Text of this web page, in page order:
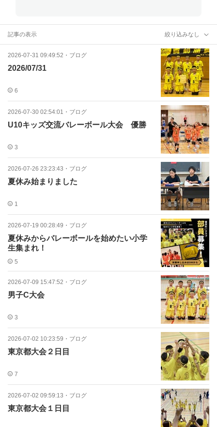
記事の表示 絞り込みなし
2026-07-31 09:49:52 ・ ブログ
2026/07/31
6
2026-07-30 02:54:01 ・ ブログ
U10キッズ交流バレーボール大会 優勝
3
2026-07-26 23:23:43 ・ ブログ
夏休み始まりました
1
2026-07-19 00:28:49 ・ ブログ
夏休みからバレーボールを始めたい小学
生集まれ！
5
2026-07-09 15:47:52 ・ ブログ
男子C大会
3
2026-07-02 10:23:59 ・ ブログ
東京都大会２日目
7
2026-07-02 09:59:13 ・ ブログ
東京都大会１日目